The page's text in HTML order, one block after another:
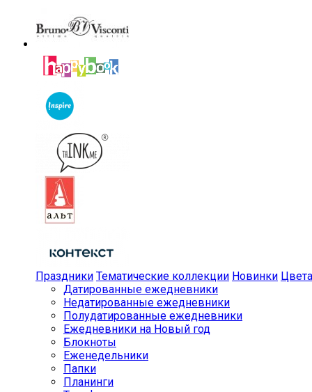
Праздники Тематические коллекции Новинки Цвета
Датированные ежедневники
Недатированные ежедневники
Полудатированные ежедневники
Ежедневники на Новый год
Блокноты
Еженедельники
Папки
Планинги